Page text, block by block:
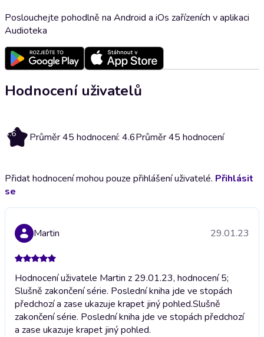
Poslouchejte pohodlně na Android a iOs zařízeních v aplikaci
Audioteka
Hodnocení uživatelů
4.6 Průměr 45 hodnocení: 4.6Průměr 45 hodnocení
Přidat hodnocení mohou pouze přihlášení uživatelé. Přihlásit
se
Martin 29.01.23
Hodnocení uživatele Martin z 29.01.23, hodnocení 5;
Slušně zakončení série. Poslední kniha jde ve stopách
předchozí a zase ukazuje krapet jiný pohled.Slušně
zakončení série. Poslední kniha jde ve stopách předchozí
a zase ukazuje krapet jiný pohled.